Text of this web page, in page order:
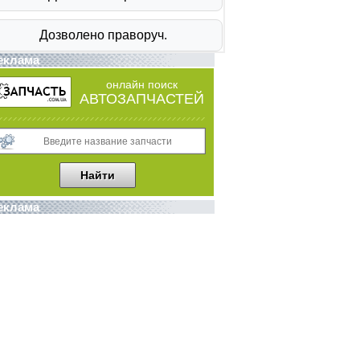
онлайн поиск
АВТОЗАПЧАСТЕЙ